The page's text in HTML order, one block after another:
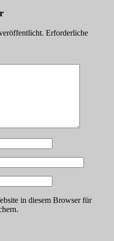
Erforderliche
in diesem Browser für